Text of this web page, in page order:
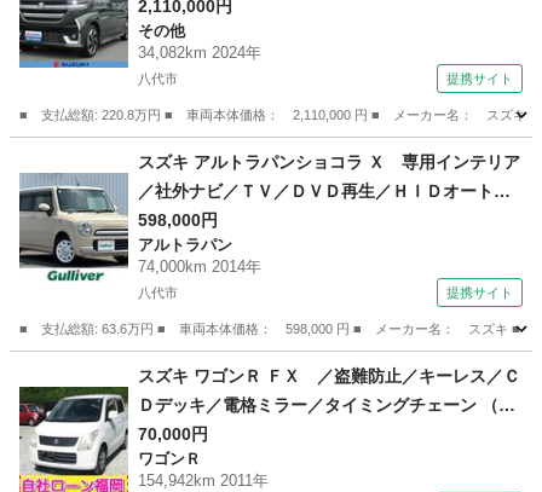
2,110,000円
その他
34,082km 2024年
八代市 提携サイト
■ 支払総額: 220.8万円 ■ 車両本体価格： 2,110,000 円 ■ メーカー名： スズ
その他
スズキ アルトラパンショコラ Ｘ 専用インテリア
／社外ナビ／ＴＶ／ＤＶＤ再生／ＨＩＤオートラ
イト／ＥＴＣ／プッシュスタート／スマートキー
／アイドリングストップ／純正１４ＡＷ／禁煙車
（検9.8）
598,000円
アルトラパン
74,000km 2014年
八代市 提携サイト
■ 支払総額: 63.6万円 ■ 車両本体価格： 598,000 円 ■ メーカー名： スズキ ■ 車
アルトラパン
スズキ ワゴンＲ ＦＸ ／盗難防止／キーレス／Ｃ
Ｄデッキ／電格ミラー／タイミングチェーン （検
10.6）
70,000円
ワゴンＲ
154,942km 2011年